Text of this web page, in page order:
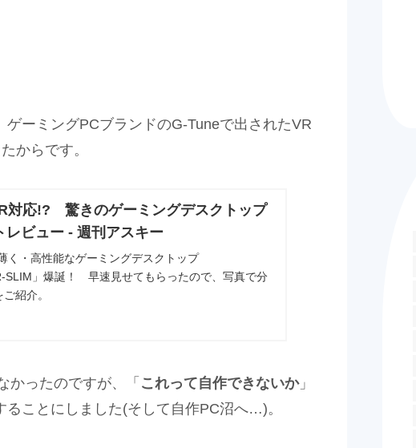
ーミングPCブランドのG-Tuneで出されたVR
からです。
対応!? 驚きのゲーミングデスクトップ
レビュー - 週刊アスキー
く・高性能なゲーミングデスクトップ
SLIM」爆誕！ 早速見せてもらったので、写真で分
紹介。
かったのですが、「 これって自作できないか」
ことにしました(そして自作PC沼へ…)。